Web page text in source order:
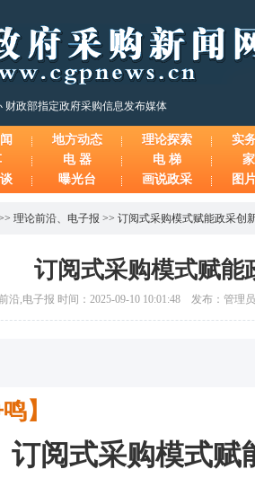
财政部指定政府采购信息发布媒体
地方动态 理论探索
实
电 器 电 梯
曝光台 画说政采 图
理论前沿、 电子报 >> 订阅式采购模式赋能政采创
订阅式采购模式赋能
沿,电子报 时间：2025-09-10 10:01:48 发布：管理
】
订阅式采购模式赋